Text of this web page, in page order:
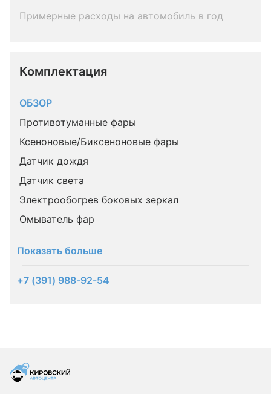
Примерные расходы на автомобиль в год
Комплектация
ОБЗОР
Противотуманные фары
Ксеноновые/Биксеноновые фары
Датчик дождя
Датчик света
Электрообогрев боковых зеркал
Омыватель фар
Показать больше
+7 (391) 988-92-54